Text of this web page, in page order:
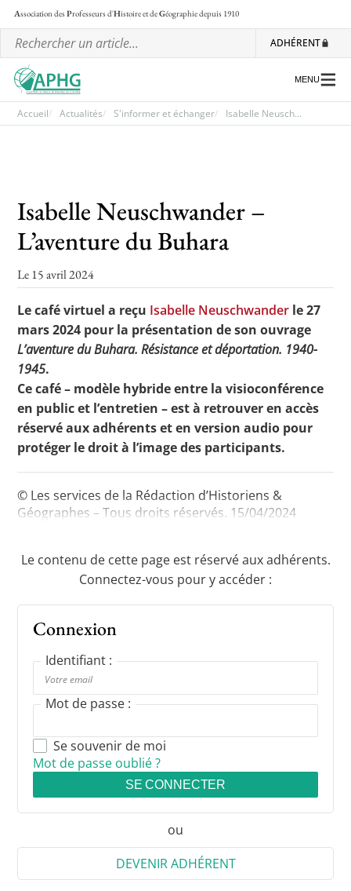
Association desProfesseurs d'Histoire et deGéographiedepuis 1910
ADHÉRENT
Les ateliers nationaux
Communiqués et motions
Lettre d’information de l’APHG
L’APHG dans la presse
Toutes les actualités
Les rendez-vous de l’APHG
Concours de recrutement
Concours scolaires
Critique d’ouvrages publiés
MENU
Accueil Actualités S'informer et échanger Isabelle Neusch...
Isabelle Neuschwander –
L’aventure du Buhara
Le 15 avril 2024
Le café virtuel a reçu Isabelle Neuschwander le 27
mars 2024 pour la présentation de son ouvrage
L’aventure du Buhara. Résistance et déportation. 1940-
1945.
Ce café – modèle hybride entre la visioconférence
en public et l’entretien – est à retrouver en accès
réservé aux adhérents et en version audio pour
protéger le droit à l’image des participants.
© Les services de la Rédaction d’Historiens &
Géographes – Tous droits réservés. 15/04/2024
Le contenu de cette page est réservé aux adhérents.
Connectez-vous pour y accéder :
Connexion
Identifiant :
Mot de passe :
Se souvenir de moi
Mot de passe oublié ?
SE CONNECTER
ou
DEVENIR ADHÉRENT